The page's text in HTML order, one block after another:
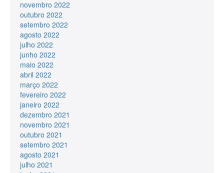
novembro 2022
outubro 2022
setembro 2022
agosto 2022
julho 2022
junho 2022
maio 2022
abril 2022
março 2022
fevereiro 2022
janeiro 2022
dezembro 2021
novembro 2021
outubro 2021
setembro 2021
agosto 2021
julho 2021